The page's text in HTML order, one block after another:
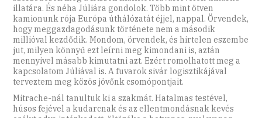
illatára. És néha Júliára gondolok. Több mint ötven
kamionunk rója Európa úthálózatát éjjel, nappal. Örvendek,
hogy meggazdagodásunk története nem a második
millióval kezdődik. Mondom, örvendek, és hirtelen eszembe
jut, milyen könnyű ezt leírni meg kimondani is, aztán
mennyivel másabb kimutatni azt. Ezért romolhatott meg a
kapcsolatom Júliával is. A fuvarok sivár logisztikájával
terveztem meg közös jövőnk csomópontjait.
Mitrache-nál tanultuk ki a szakmát. Hatalmas testével,
húsos fejével a kudarcnak és az ellentmondásnak kevés